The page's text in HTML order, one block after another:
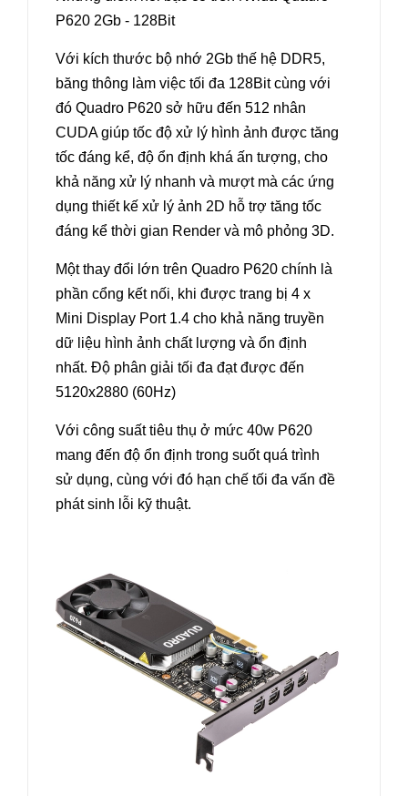
P620 2Gb - 128Bit
Với kích thước bộ nhớ 2Gb thế hệ DDR5,
băng thông làm việc tối đa 128Bit cùng với
đó Quadro P620 sở hữu đến 512 nhân
CUDA giúp tốc độ xử lý hình ảnh được tăng
tốc đáng kể, độ ổn định khá ấn tượng, cho
khả năng xử lý nhanh và mượt mà các ứng
dụng thiết kế xử lý ảnh 2D hỗ trợ tăng tốc
đáng kể thời gian Render và mô phỏng 3D.
Một thay đổi lớn trên Quadro P620 chính là
phần cổng kết nối, khi được trang bị 4 x
Mini Display Port 1.4 cho khả năng truyền
dữ liệu hình ảnh chất lượng và ổn định
nhất. Độ phân giải tối đa đạt được đến
5120x2880 (60Hz)
Với công suất tiêu thụ ở mức 40w P620
mang đến độ ổn định trong suốt quá trình
sử dụng, cùng với đó hạn chế tối đa vấn đề
phát sinh lỗi kỹ thuật.